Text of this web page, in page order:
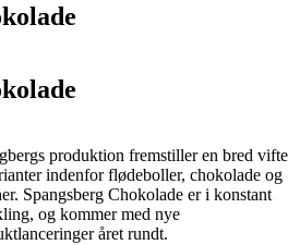
produktion fremstiller en bred vifte
indenfor flødeboller, chokolade og
Spangsberg Chokolade er i konstant
og kommer med nye
året rundt.